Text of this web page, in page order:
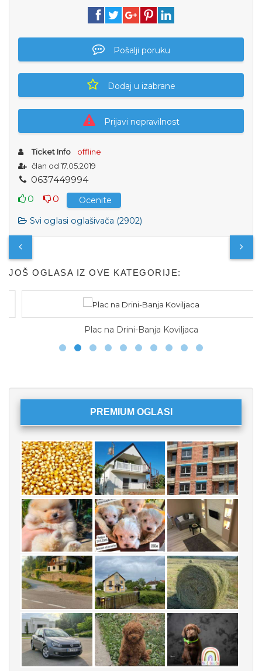
Pošalji poruku
Dodaj u izabrane
Prijavi nepravilnost
Ticket Info
offline
član od 17.05.2019
0637449994
0
0
Ocenite
Svi oglasi oglašivača (2902)
JOŠ OGLASA IZ OVE KATEGORIJE:
Plac na Drini-Banja Koviljaca
PREMIUM OGLASI